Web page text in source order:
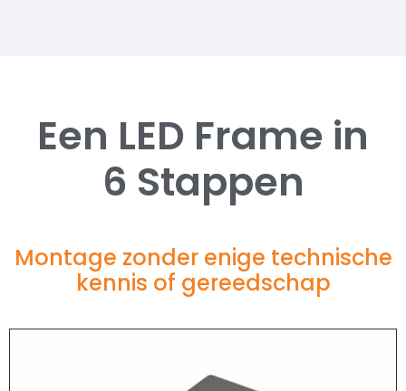
Een LED Frame in
6 Stappen
Montage zonder enige technische
kennis of gereedschap